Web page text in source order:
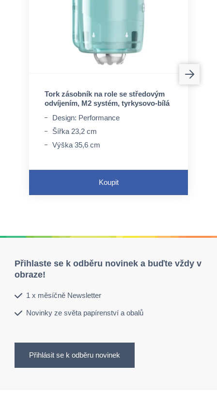
Tork zásobník na role se středovým
odvíjením, M2 systém, tyrkysovo-bílá
Design: Performance
Šířka 23,2 cm
Výška 35,6 cm
Koupit
Přihlaste se k odběru novinek a buďte vždy v
obraze!
1 x měsíčně Newsletter
Novinky ze světa papírenství a obalů
Přihlásit se k odběru novinek